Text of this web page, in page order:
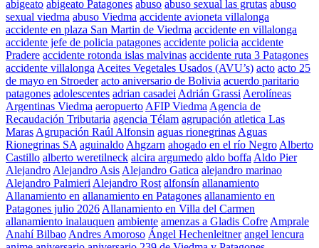
abigeato abigeato Patagones abuso abuso sexual las grutas abuso
sexual viedma abuso Viedma accidente avioneta villalonga
accidente en plaza San Martin de Viedma accidente en villalonga
accidente jefe de policia patagones accidente policia accidente
Pradere accidente rotonda islas malvinas accidente ruta 3 Patagones
accidente villalonga Aceites Vegetales Usados (AVU’s) acto acto 25
de mayo en Stroeder acto aniversario de Bolivia acuerdo paritario
patagones adolescentes adrian casadei Adrián Grassi Aerolíneas
Argentinas Viedma aeropuerto AFIP Viedma Agencia de
Recaudación Tributaria agencia Télam agrupación atletica Las
Maras Agrupación Raúl Alfonsin aguas rionegrinas Aguas
Rionegrinas SA aguinaldo Ahgzarn ahogado en el río Negro Alberto
Castillo alberto weretilneck alcira argumedo aldo boffa Aldo Pier
Alejandro Alejandro Asis Alejandro Gatica alejandro marinao
Alejandro Palmieri Alejandro Rost alfonsín allanamiento
Allanamiento en allanamiento en Patagones allanamiento en
Patagones julio 2026 Allanamiento en Villa del Carmen
allanamiento inalauquen ambiente amenzas a Gladis Cofre Amprale
Anahí Bilbao Andres Amoroso Ángel Hechenleitner angel lencura